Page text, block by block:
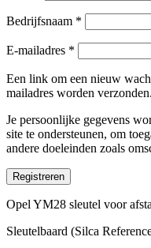
Bedrijfsnaam *
E-mailadres *
Een link om een nieuw
mailadres worden verzonden.
Je persoonlijke gegevens
site te ondersteunen, om
andere doeleinden zoals
Registreren
Opel YM28 sleutel voor
Sleutelbaard (Silca